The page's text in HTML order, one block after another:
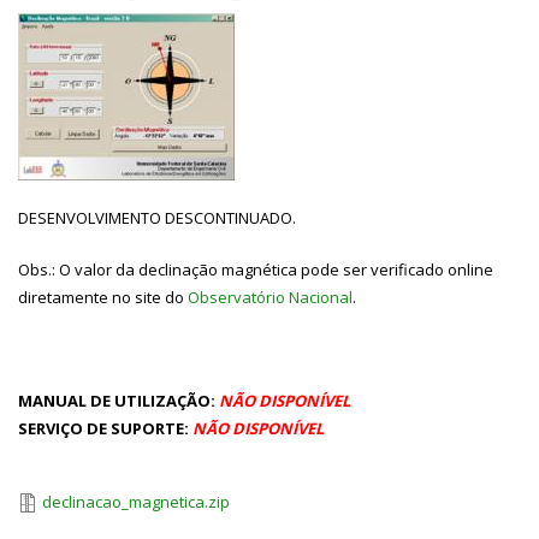
DESENVOLVIMENTO DESCONTINUADO.
Obs.: O valor da declinação magnética pode ser verificado online
diretamente no site do Observatório Nacional.
MANUAL DE UTILIZAÇÃO: NÃO DISPONÍVEL
SERVIÇO DE SUPORTE: NÃO DISPONÍVEL
declinacao_magnetica.zip